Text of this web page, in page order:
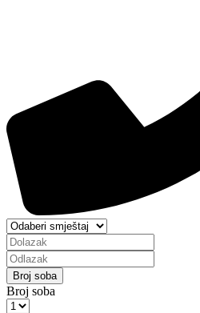
Broj soba
Broj soba